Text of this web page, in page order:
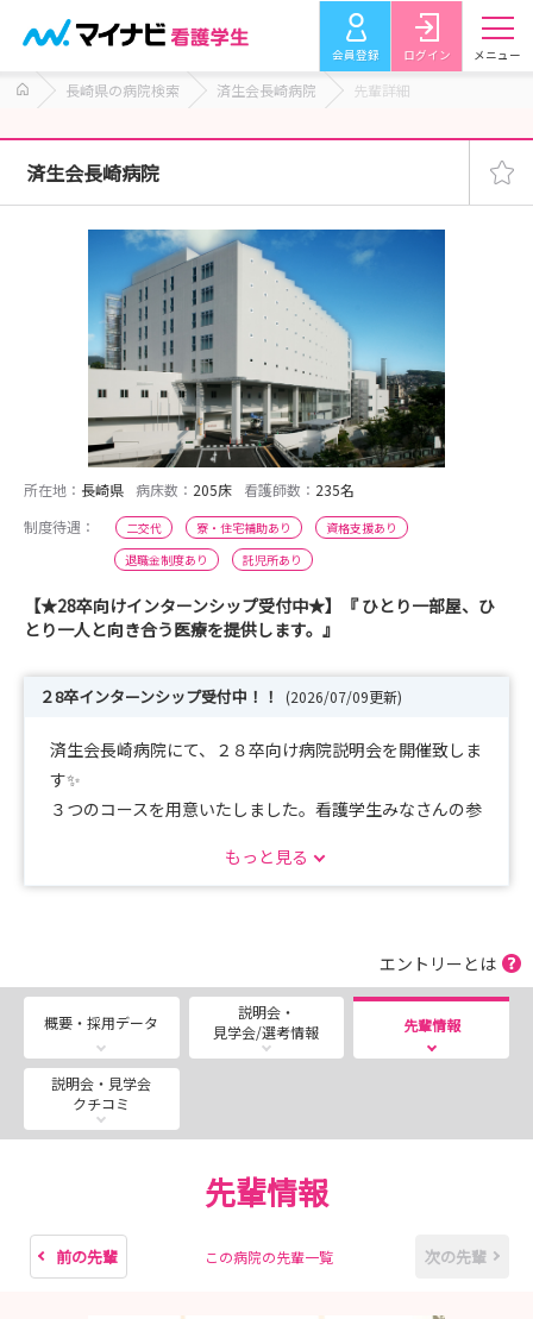
会員登録 ログイン メニュー
長崎県の病院検索 済生会長崎病院 先輩詳細
済生会長崎病院
所在地： 長崎県 病床数： 205床 看護師数： 235名
制度待遇：
二交代 寮・住宅補助あり
資格支援あり
退職金制度あり
託児所あり
【★28卒向けインターンシップ受付中★】『 ひとり一部屋、ひ
とり一人と向き合う医療を提供します。』
２8卒インターンシップ受付中！！ (2026/07/09更新)
済生会長崎病院にて、２８卒向け病院説明会を開催致しま
す✨
３つのコースを用意いたしました。看護学生みなさんの参
【Cコ ース】病院見学 ＋ 院内見学 ＋ 先輩看護師
是非お友達と一緒にご参加ください！
もっと見る
エントリーとは
概要・採用データ
説明会・
見学会/選考情報
先輩情報
説明会・見学会
クチコミ
先輩情報
前の先輩 この病院の先輩一覧 次の先輩